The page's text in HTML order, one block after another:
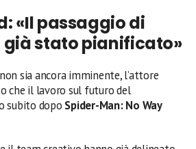
«Il passaggio di
già stato pianificato»
sia ancora imminente, l’attore
che il lavoro sul futuro del
subito dopo Spider-Man: No Way